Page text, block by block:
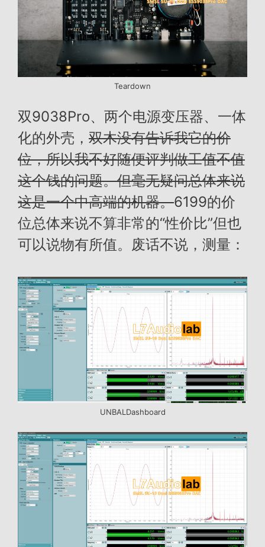
Teardown
双9038Pro、两个电源变压器、一体
化的外壳， 双木没有告诉我它的价
位，所以我不好随便评判做工值不值
这个钱的问题。但毫无疑问总体来说
这是一个中高端的机器。6199的价
位总体来说不算非常的“性价比”但也
可以说物有所值。废话不说，测量：
UNBALDashboard